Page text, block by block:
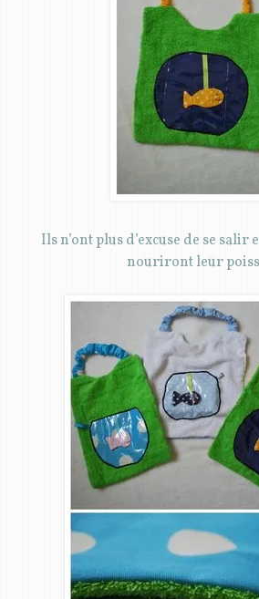
Ils n’ont plus d’excuse de se
nouriront leur